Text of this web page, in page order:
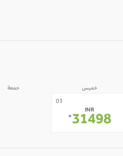
خميس جمعة
03
INR
31498
*